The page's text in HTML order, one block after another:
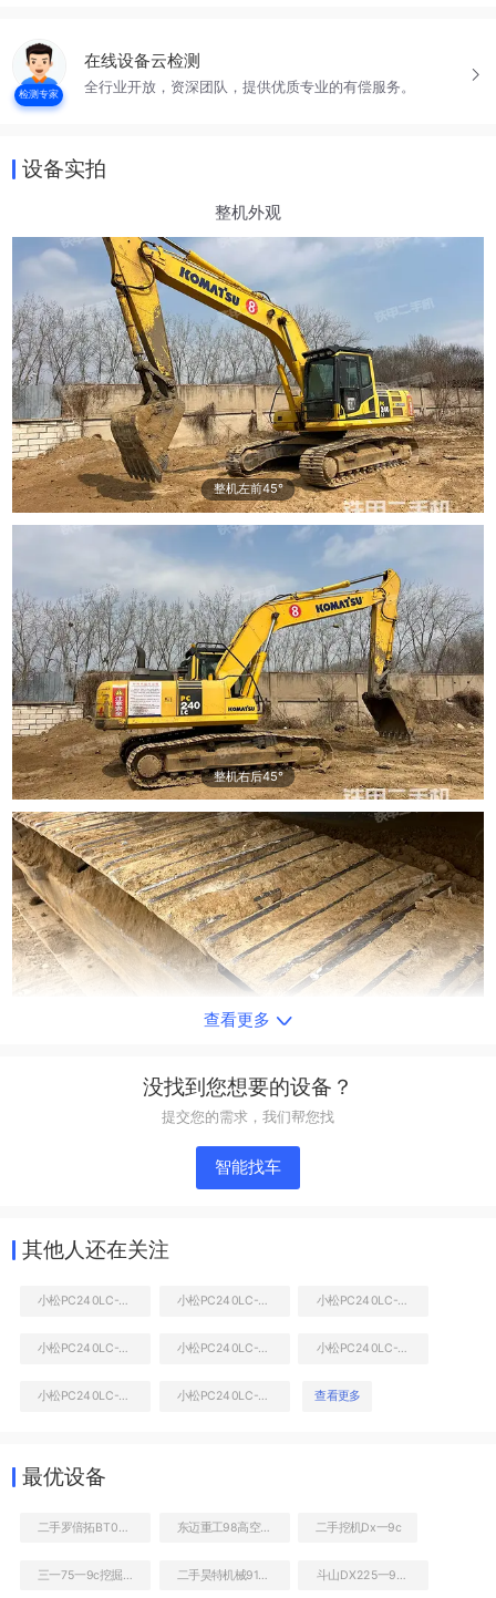
检测专家
在线设备云检测
全行业开放，资深团队，提供优质专业的有偿服务。
设备实拍
整机外观
整机左前45°
整机右后45°
液压泵舱室正面整体
查看更多
没找到您想要的设备？
提交您的需求，我们帮您找
智能找车
其他人还在关注
查看更多
最优设备
东迈重工98高空作业机械 二手挖机Dx一9c